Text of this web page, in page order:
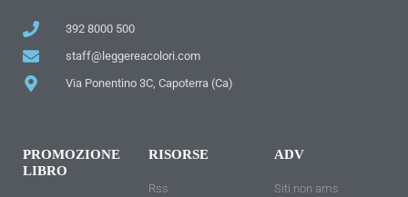
392 8000 500
staff@leggereacolori.com
Via Ponentino 3C, Capoterra (Ca)
PROMOZIONE
LIBRO
RISORSE
Rss
ADV
Siti non ams